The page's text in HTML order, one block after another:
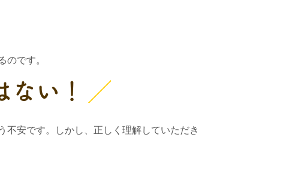
のです。
ない！
安です。しかし、正しく理解していただき